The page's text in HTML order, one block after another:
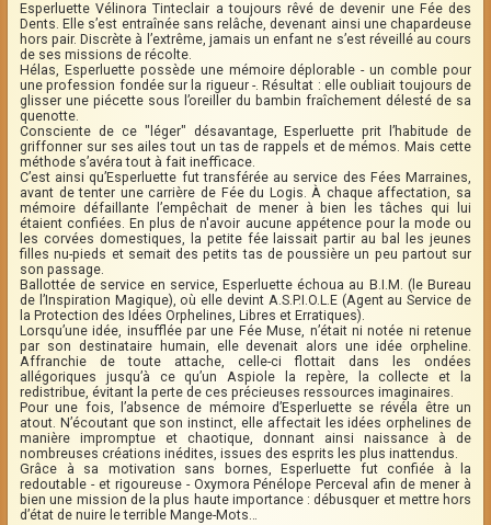
Esperluette Vélinora Tinteclair a toujours rêvé de devenir une Fée des
Dents. Elle s’est entraînée sans relâche, devenant ainsi une chapardeuse
hors pair. Discrète à l’extrême, jamais un enfant ne s’est réveillé au cours
de ses missions de récolte.
Hélas, Esperluette possède une mémoire déplorable - un comble pour
une profession fondée sur la rigueur -. Résultat : elle oubliait toujours de
glisser une piécette sous l’oreiller du bambin fraîchement délesté de sa
quenotte.
Consciente de ce "léger" désavantage, Esperluette prit l’habitude de
griffonner sur ses ailes tout un tas de rappels et de mémos. Mais cette
méthode s’avéra tout à fait inefficace.
C’est ainsi qu’Esperluette fut transférée au service des Fées Marraines,
avant de tenter une carrière de Fée du Logis. À chaque affectation, sa
mémoire défaillante l’empêchait de mener à bien les tâches qui lui
étaient confiées. En plus de n'avoir aucune appétence pour la mode ou
les corvées domestiques, la petite fée laissait partir au bal les jeunes
filles nu-pieds et semait des petits tas de poussière un peu partout sur
son passage.
Ballottée de service en service, Esperluette échoua au B.I.M. (le Bureau
de l’Inspiration Magique), où elle devint A.S.P.I.O.L.E (Agent au Service de
la Protection des Idées Orphelines, Libres et Erratiques).
Lorsqu’une idée, insufflée par une Fée Muse, n’était ni notée ni retenue
par son destinataire humain, elle devenait alors une idée orpheline.
Affranchie de toute attache, celle-ci flottait dans les ondées
allégoriques jusqu’à ce qu’un Aspiole la repère, la collecte et la
redistribue, évitant la perte de ces précieuses ressources imaginaires.
Pour une fois, l’absence de mémoire d’Esperluette se révéla être un
atout. N’écoutant que son instinct, elle affectait les idées orphelines de
manière impromptue et chaotique, donnant ainsi naissance à de
nombreuses créations inédites, issues des esprits les plus inattendus.
Grâce à sa motivation sans bornes, Esperluette fut confiée à la
redoutable - et rigoureuse - Oxymora Pénélope Perceval afin de mener à
bien une mission de la plus haute importance : débusquer et mettre hors
d’état de nuire le terrible Mange-Mots…